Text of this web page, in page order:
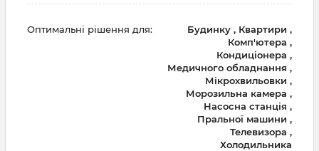
Оптимальні рішення для:
Будинку , Квартири ,
Комп'ютера ,
Кондиціонера ,
Медичного обладнання ,
Мікрохвильовки ,
Морозильна камера ,
Насосна станція ,
Пральної машини ,
Телевизора ,
Холодильника